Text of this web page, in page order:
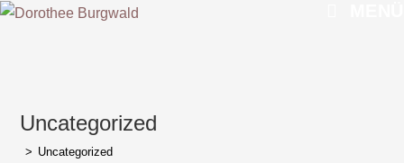
Zum
Uncategorized
> Uncategorized